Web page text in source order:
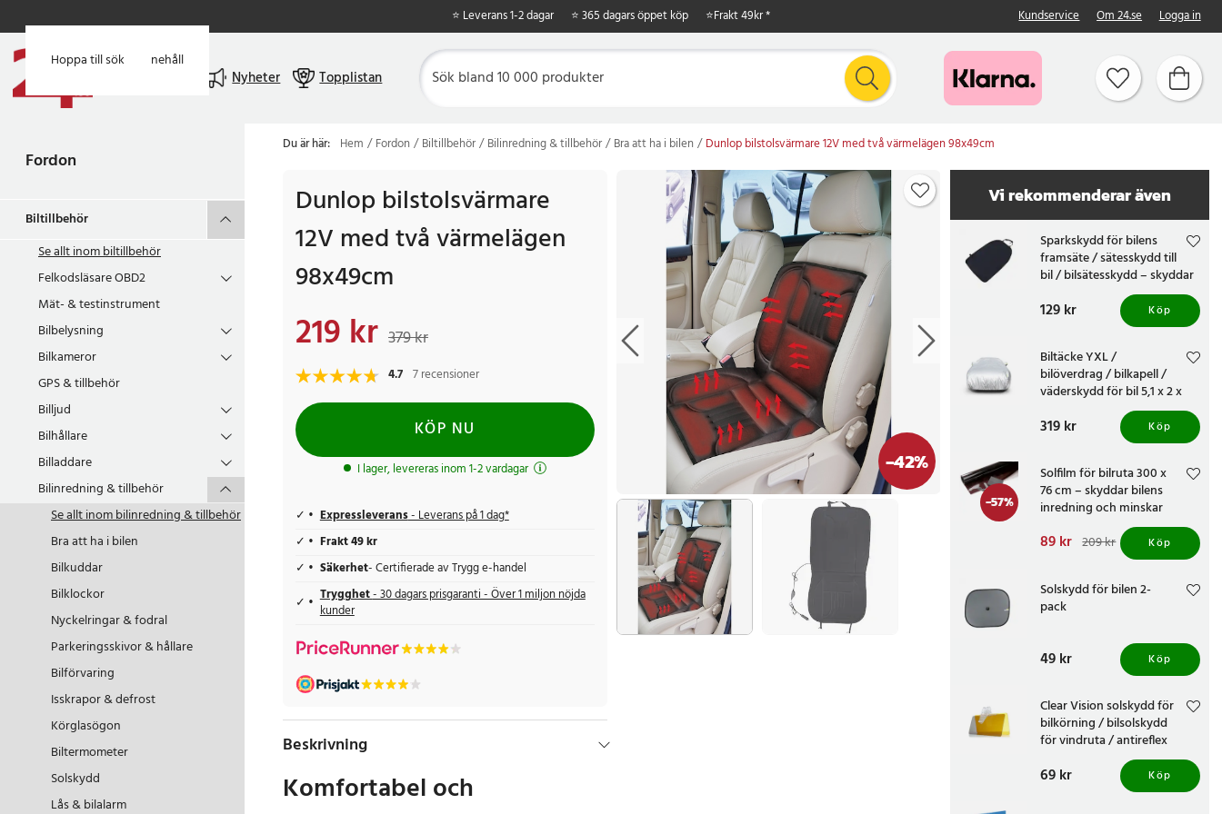
Hoppa till huvudinnehåll
Hoppa till sök
⭐ Leverans 1-2 dagar ⭐ 365 dagars öppet köp ⭐Frakt 49kr * Kundservice Om 24.se Logga in
Nyheter Topplistan
Fordon
Biltillbehör
Se allt inombiltillbehör
Felkodsläsare OBD2
Mät- & testinstrument
Bilbelysning
Bilkameror
GPS & tillbehör
Billjud
Bilhållare
Billaddare
Bilinredning & tillbehör
Se allt inombilinredning & tillbehör
Bra att ha i bilen
Bilkuddar
Bilklockor
Nyckelringar & fodral
Parkeringsskivor & hållare
Bilförvaring
Isskrapor & defrost
Körglasögon
Biltermometer
Solskydd
Lås & bilalarm
Du är här: Hem Fordon Biltillbehör Bilinredning & tillbehör Bra att ha i bilen Dunlop bilstolsvärmare 12V med två värmelägen 98x49cm
-42%
Dunlop bilstolsvärmare
12V med två värmelägen
98x49cm
Nuvarande pris
219 kr 379 kr
4.7 7 recensioner
KÖP NU
I lager, levereras inom 1-2 vardagar
Expressleverans- Leverans på 1 dag*
Frakt 49 kr
Säkerhet- Certifierade av Trygg e-handel
Trygghet- 30 dagars prisgaranti - Över 1 miljon nöjda
kunder
Beskrivning
Komfortabel och
Vi rekommenderar även
Sparkskydd för bilens
framsäte / sätesskydd till
bil / bilsätesskydd – skyddar
sätet mot sparkar
Pris :129 kr
129 kr Köp
Biltäcke YXL /
bilöverdrag / bilkapell /
väderskydd för bil 5,1 x 2 x
Pris :319 kr
319 kr Köp
-57%
Solfilm för bilruta 300 x
76 cm – skyddar bilens
inredning och minskar
Nuvarande pris
Tidigare pris 209 kr
89 kr 209 kr Köp
Solskydd för bilen 2-
pack
Pris:49 kr
49 kr Köp
Clear Vision solskydd för
bilkörning / bilsolskydd
för vindruta / antireflex
solskärm för bil / roterbart
solskydd dag och natt
Pris:69 kr
69 kr Köp